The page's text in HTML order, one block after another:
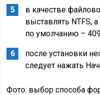
в качестве
выставлять NTFS,
по умолчанию –
после установки
следует нажать
Фото: выбор способа